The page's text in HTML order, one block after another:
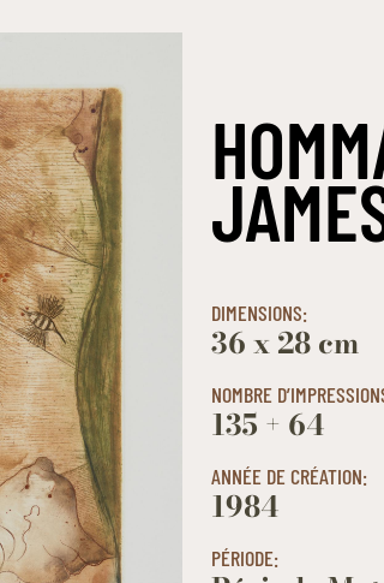
DIMENSIONS:
36 x 28 cm
NOMBRE
135 + 64
ANNÉE DE CRÉATION:
1984
PÉRIODE: